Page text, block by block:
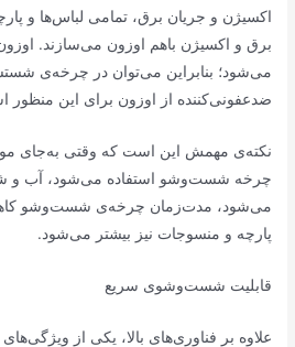
اکسیژن و جریان برق، تمامی لباس‌ها و
برق و اکسیژن باهم اوزون می‌سازند.
می‌شود؛ بنابراین می‌توان در چرخه‌ی
ضدعفونی‌کننده از اوزون برای این منظور
نکته‌ی مهمش این است که وقتی به‌جای
چرخه شست‌وشو استفاده می‌شود، آب و
می‌شود، مدت‌زمان چرخه‌ی شست‌وشو
پارچه و منسوجات نیز بیشتر می‌شود.
قابلیت شست‌وشوی سریع
علاوه بر فناوری‌های بالا، یکی از